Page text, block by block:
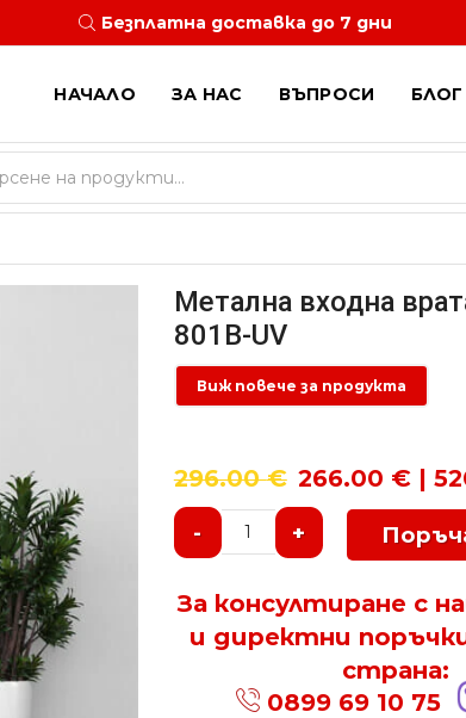
Безплатна доставка до 7 дни
НАЧАЛО ЗА НАС ВЪПРОСИ БЛОГ
input
Метална входна
801B-UV
Виж повече за продукта
296.00€ 266.00 € |
- +
За консултиране с
и директни
страна:
0899 69 10 75